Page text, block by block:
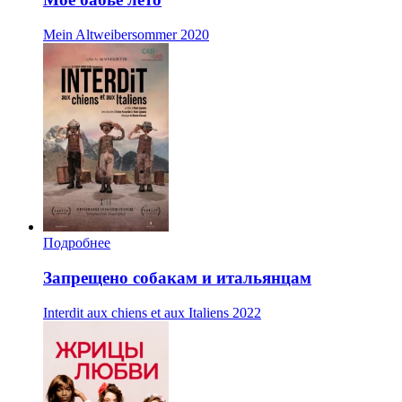
Mein Altweibersommer 2020
Подробнее
Запрещено собакам и итальянцам
Interdit aux chiens et aux Italiens 2022